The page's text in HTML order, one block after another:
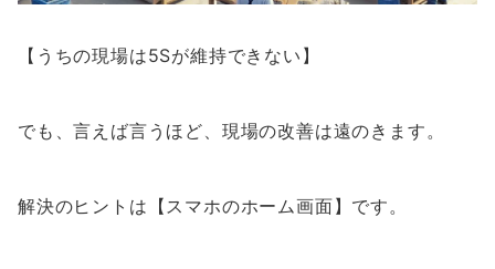
【うちの現場は5Sが維持できない】
でも、言えば言うほど、現場の改善は遠のきます。
解決のヒントは【スマホのホーム画面】です。